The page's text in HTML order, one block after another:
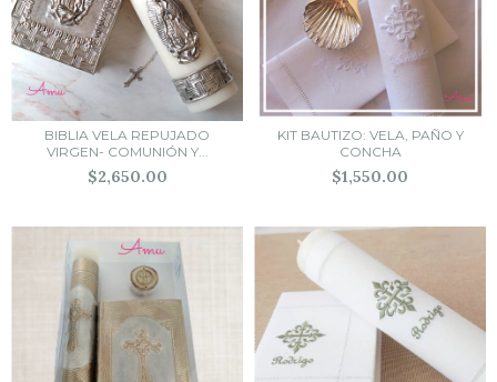
BIBLIA VELA REPUJADO
VIRGEN- COMUNIÓN Y...
$2,650.00
KIT BAUTIZO: VELA, PAÑO Y
CONCHA
$1,550.00